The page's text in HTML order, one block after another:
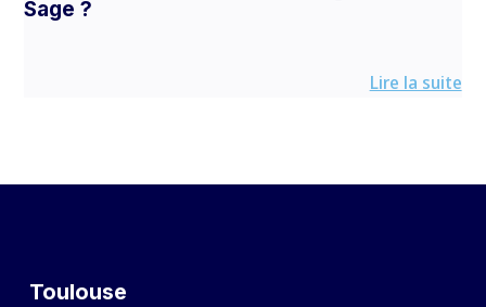
Sage ?
Lire la suite
Toulouse